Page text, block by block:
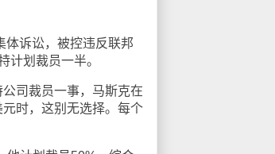
体诉讼，被控违反联邦
计划裁员一半。
司裁员一事，马斯克在
时，这别无选择。每个